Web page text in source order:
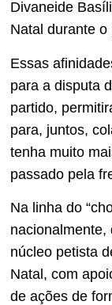
Divaneide
Natal durante o
Essas
para a disputa
partido,
para, juntos,
tenha muito
passado pela
Na linha do
nacionalmente,
núcleo petista
Natal, com
de ações de